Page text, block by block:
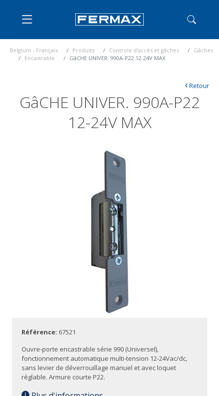
Belgium - Français Produits Controle d'accès et gâches
Gâches
Encastrable
GâCHE UNIVER. 990A-P22 12-24V MAX
GâCHE UNIVER. 990A-P22
12-24V MAX
‹Retour
Référence: 67521
Ouvre-porte encastrable série 990 (Universel),
fonctionnement automatique multi-tension 12-24Vac/dc,
sans levier de déverrouillage manuel et avec loquet
réglable. Armure courte P22.